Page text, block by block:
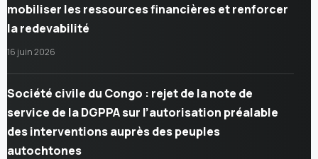
mobiliser les ressources financières et renforcer
la redevabilité
16 juin 2026
Société civile du Congo : rejet de la note de
service de la DGPPA sur l’autorisation préalable
des interventions auprès des peuples
autochtones